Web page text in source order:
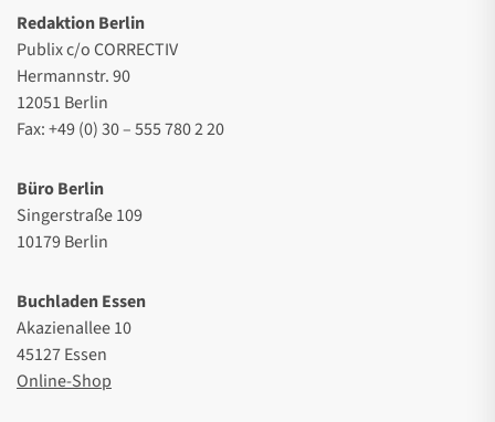
Redaktion Berlin
Publix c/o CORRECTIV
Hermannstr. 90
12051 Berlin
Fax: +49 (0) 30 – 555 780 2 20
Büro Berlin
Singerstraße 109
10179 Berlin
Buchladen Essen
Akazienallee 10
45127 Essen
Online-Shop